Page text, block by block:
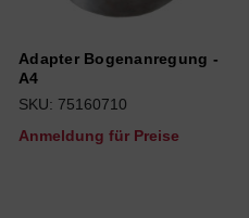
Adapter Bogenanregung -
A4
SKU: 75160710
Anmeldung für Preise